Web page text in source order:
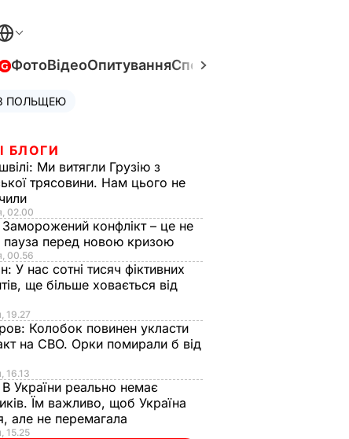
ФотоВідеоОпитуванняСпецпроєкти
ПОЛЬЩЕЮ
БЛОГИ
Ми витягли Грузію з
трясовини. Нам цього не
02.00
Заморожений конфлікт – це не
перед новою кризою
00.56
У нас сотні тисяч фіктивних
ще більше ховається від
19.27
Колобок повинен укласти
на СВО. Орки помирали б від
16.13
В України реально немає
Їм важливо, щоб Україна
але не перемагала
15.25